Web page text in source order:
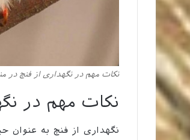
نکات مهم در نگهداری از فنچ در
نکات مهم در
نگهداری از فنچ به عنوان